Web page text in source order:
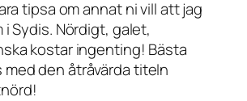
tipsa om annat ni vill att jag
i Sydis. Nördigt, galet,
kostar ingenting! Bästa
den åtråvärda titeln